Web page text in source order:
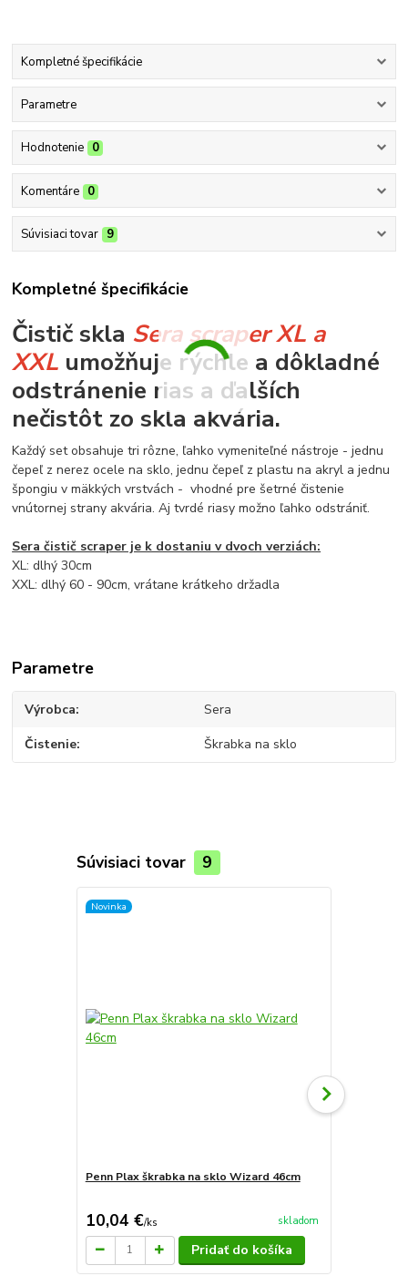
Kompletné špecifikácie
Parametre
Hodnotenie 0
Komentáre 0
Súvisiaci tovar 9
Kompletné špecifikácie
Čistič skla Sera scraper XL a
XXL umožňuje rýchle a dôkladné
odstránenie rias a ďalších
nečistôt zo skla akvária.
Každý set obsahuje tri rôzne, ľahko vymeniteľné nástroje - jednu
čepeľ z nerez ocele na sklo, jednu čepeľ z plastu na akryl a jednu
špongiu v mäkkých vrstvách - vhodné pre šetrné čistenie
vnútornej strany akvária. Aj tvrdé riasy možno ľahko odstrániť.
Sera čistič scraper je k dostaniu v dvoch verziách:
XL: dlhý 30cm
XXL: dlhý 60 - 90cm, vrátane krátkeho držadla
Parametre
Výrobca Sera
Čistenie Škrabka na sklo
Súvisiaci tovar 9
Novinka
Penn Plax škrabka na sklo Wizard 46cm
10,04 €/ks skladom
Pridať do košíka